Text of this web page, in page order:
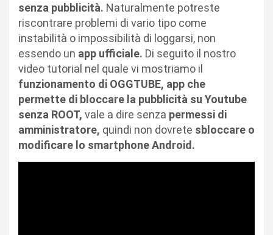
senza pubblicità. Naturalmente potreste
riscontrare problemi di vario tipo come
instabilità o impossibilità di loggarsi, non
essendo un app ufficiale. Di seguito il nostro
video tutorial nel quale vi mostriamo il
funzionamento di OGGTUBE, app che
permette di bloccare la pubblicità su Youtube
senza ROOT, vale a dire senza permessi di
amministratore, quindi non dovrete sbloccare o
modificare lo smartphone Android.